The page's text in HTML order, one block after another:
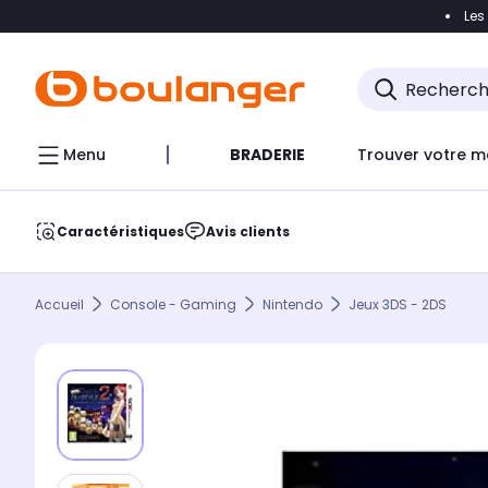
Accéder
Menu BRADERIE Trouver votre
Caractéristiques Avis clients
Accueil Console - Gaming Nintendo Jeux 3DS - 2DS